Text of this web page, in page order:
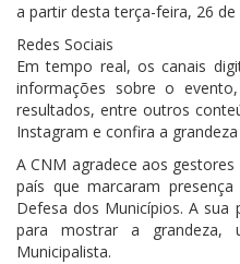
a partir desta terça-feira, 26
Redes Sociais
Em tempo real, os canais
informações sobre o
resultados, entre outros
Instagram e confira a grandeza
A CNM agradece aos
país que marcaram
Defesa dos Municípios. A
para mostrar a grandeza,
Municipalista.